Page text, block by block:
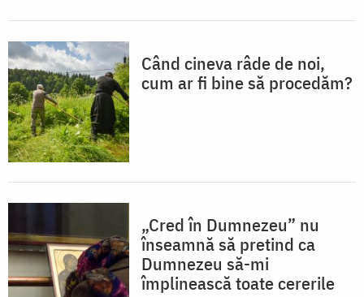
Când cineva râde de noi,
cum ar fi bine să procedăm?
„Cred în Dumnezeu” nu
înseamnă să pretind ca
Dumnezeu să-mi
împlinească toate cererile